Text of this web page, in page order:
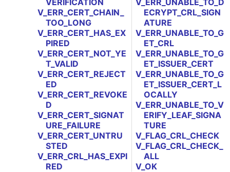
V_ERR_CERT_CHAIN_
TOO_LONG
V_ERR_CERT_HAS_EX
PIRED
V_ERR_CERT_NOT_YE
T_VALID
V_ERR_CERT_REJECT
ED
V_ERR_CERT_REVOKE
D
V_ERR_CERT_SIGNAT
URE_FAILURE
V_ERR_CERT_UNTRU
STED
V_ERR_CRL_HAS_EXPI
RED
ECRYPT_CRL_SIGN
ATURE
V_ERR_UNABLE_TO_G
ET_CRL
V_ERR_UNABLE_TO_G
ET_ISSUER_CERT
V_ERR_UNABLE_TO_G
ET_ISSUER_CERT_L
OCALLY
V_ERR_UNABLE_TO_V
ERIFY_LEAF_SIGNA
TURE
V_FLAG_CRL_CHECK
V_FLAG_CRL_CHECK_
ALL
V_OK